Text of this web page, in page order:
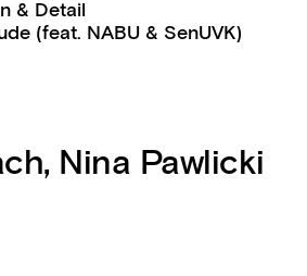
& Detail
(feat. NABU & SenUVK)
, Nina Pawlicki